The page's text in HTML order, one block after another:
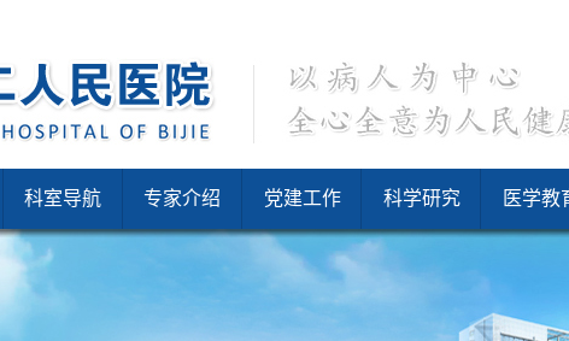
科室导航 专家介绍 党建工作 科学研究 医学教